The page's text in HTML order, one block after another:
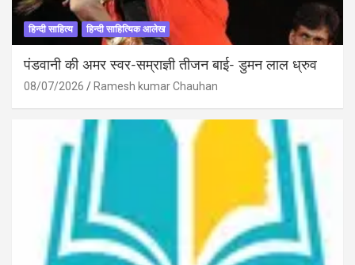
हिन्दी साहित्य हिन्दी साहित्यिक आलेख
पंडवानी की अमर स्वर-सम्राज्ञी तीजन बाई- डुमन लाल ध्रुव
08/07/2026 Ramesh kumar Chauhan